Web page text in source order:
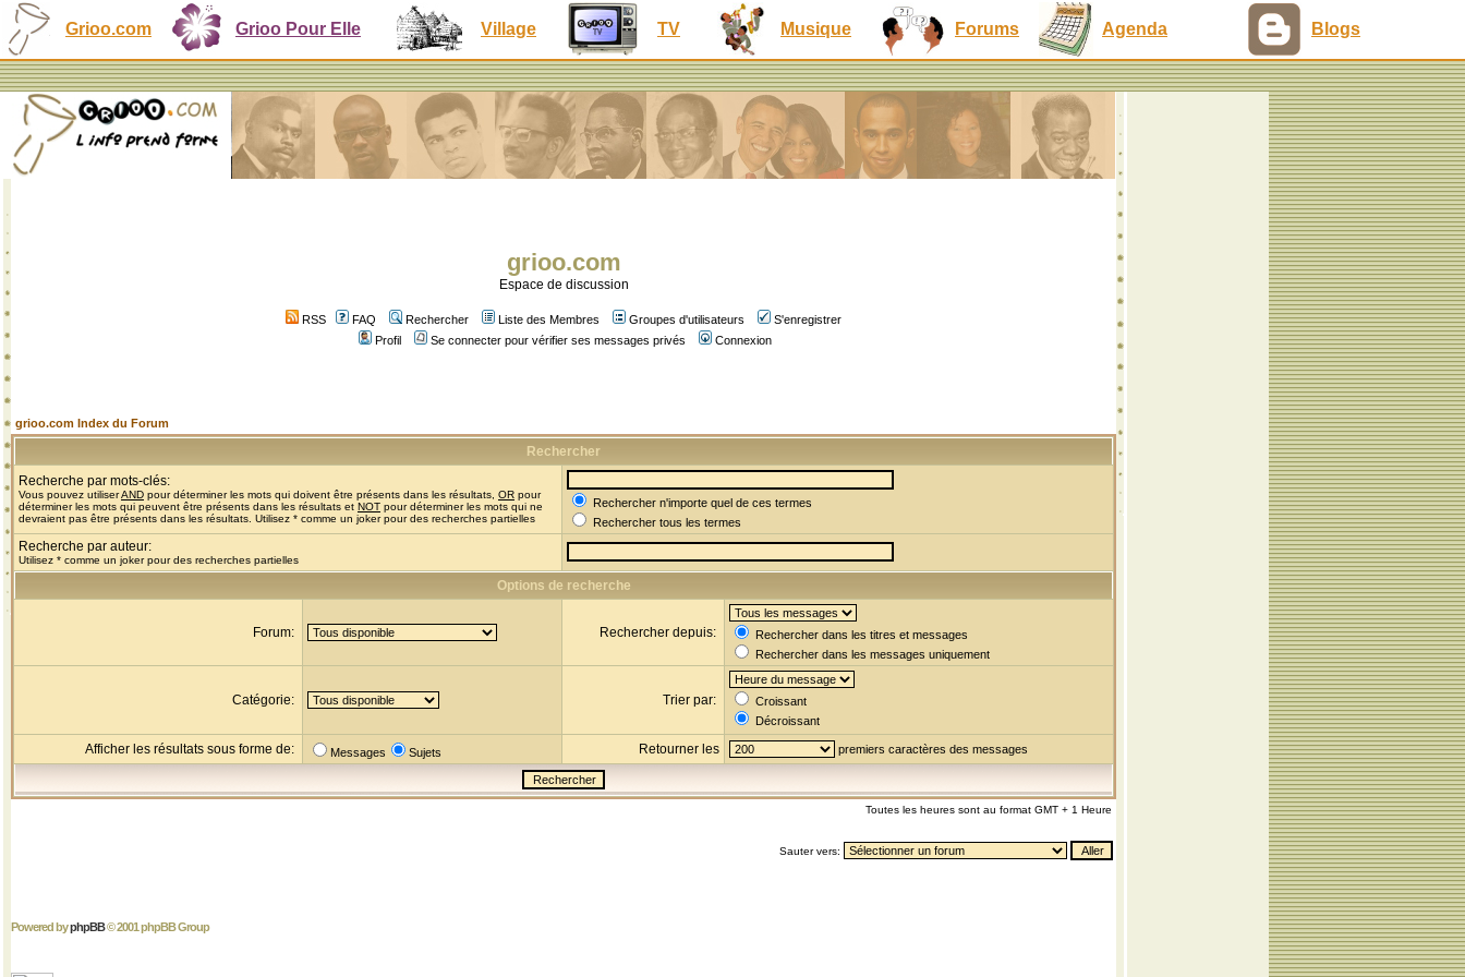
Grioo.com Grioo Pour Elle Village TV Musique Forums Agenda Blogs
grioo.com
Espace de discussion
RSS FAQ Rechercher Liste des Membres Groupes d'utilisateurs
S'enregistrer
Profil
Se connecter pour vérifier ses messages privés Connexion
grioo.com Index du Forum
Rechercher
Recherche par mots-clés:
Vous pouvez utiliserAND pour déterminer les mots qui doivent être présents dans les résultats, OR pour
déterminer les mots qui peuvent être présents dans les résultats et NOT pour déterminer les mots qui ne
devraient pas être présents dans les résultats. Utilisez * comme un joker pour des recherches partielles
Rechercher n'importe quel de ces termes
Rechercher tous les termes
Recherche par auteur:
Utilisez * comme un joker pour des recherches partielles
Options de recherche
Forum: Rechercher depuis:
Rechercher dans les titres et messages
Rechercher dans les messages uniquement
Catégorie: Trier par:
Croissant
Décroissant
Afficher les résultats sous forme de: Messages Sujets Retourner les premiers caractères des messages
Toutes les heures sont au format GMT + 1 Heure
Sauter vers:
Powered byphpBB© 2001 phpBB Group